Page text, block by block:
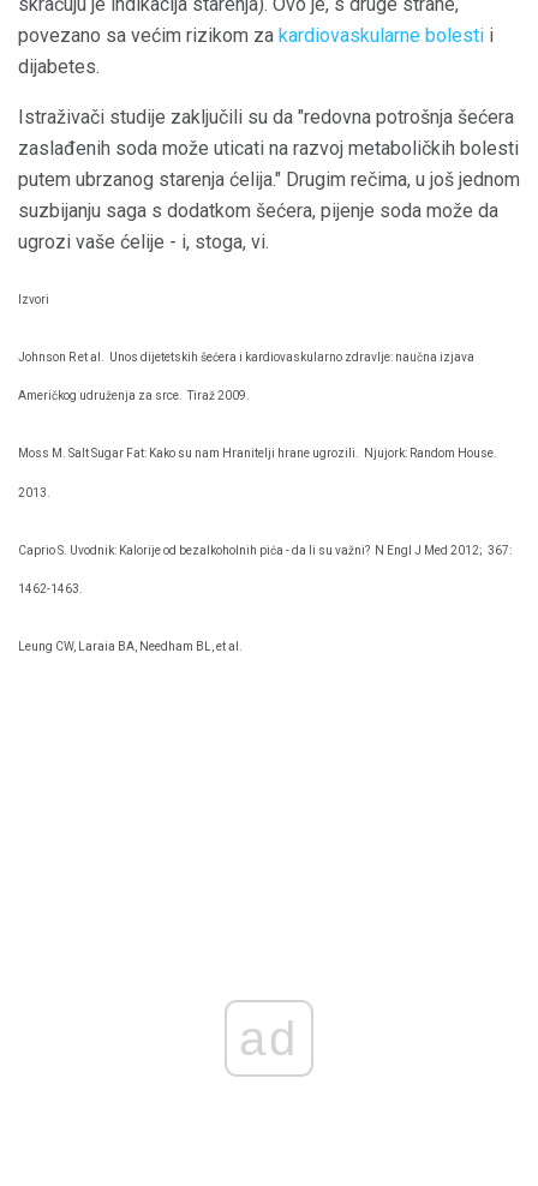
povezano sa većim rizikom za kardiovaskularne bolesti i
dijabetes.
Istraživači studije zaključili su da "redovna potrošnja šećera
zaslađenih soda može uticati na razvoj metaboličkih bolesti
putem ubrzanog starenja ćelija." Drugim rečima, u još jednom
suzbijanju saga s dodatkom šećera, pijenje soda može da
ugrozi vaše ćelije - i, stoga, vi.
Izvori
Johnson R et al. Unos dijetetskih šećera i kardiovaskularno zdravlje: naučna izjava
Američkog udruženja za srce. Tiraž 2009.
Moss M. Salt Sugar Fat: Kako su nam Hranitelji hrane ugrozili. Njujork: Random House.
2013.
Caprio S. Uvodnik: Kalorije od bezalkoholnih pića - da li su važni? N Engl J Med 2012; 367:
1462-1463.
Leung CW, Laraia BA, Needham BL, et al.
ad